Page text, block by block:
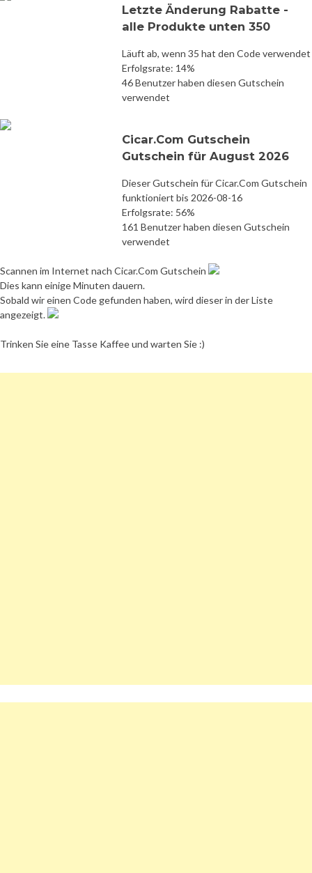
Letzte Änderung Rabatte -
alle Produkte unten 350
Läuft ab, wenn 35 hat den Code verwendet
Erfolgsrate: 14%
46 Benutzer haben diesen Gutschein
verwendet
Cicar.Com Gutschein
Gutschein für August 2026
Dieser Gutschein für Cicar.Com Gutschein
funktioniert bis 2026-08-16
Erfolgsrate: 56%
161 Benutzer haben diesen Gutschein
verwendet
Scannen im Internet nach Cicar.Com Gutschein
Dies kann einige Minuten dauern.
Sobald wir einen Code gefunden haben, wird dieser in der Liste
angezeigt.
Trinken Sie eine Tasse Kaffee und warten Sie :)